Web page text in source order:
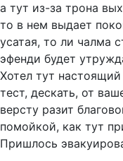
а тут из-за трона
то в нем выдает
усатая, то ли чалма
эфенди будет
Хотел тут
тест, дескать, от
версту разит
помойкой, как тут
Пришлось